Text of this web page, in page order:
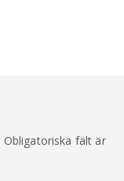
Obligatoriska fält är